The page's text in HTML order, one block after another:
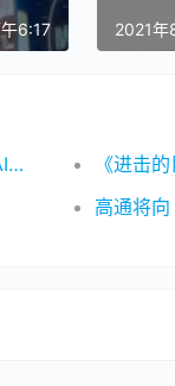
6:17 2021
谷歌 AR/VR 负责人就职 18 年后离职 与前 Salesforce CEO一起在AI领域创业
《进击
高通将